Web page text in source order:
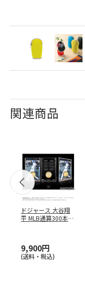
関連商品
ドジャース 大谷翔
平 MLB通算300本塁
9,900円
(送料・税込)